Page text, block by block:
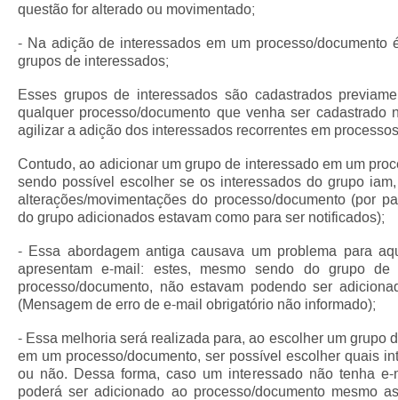
questão for alterado ou movimentado;
- Na adição de interessados em um processo/documento
grupos de interessados;
Esses grupos de interessados são cadastrados
qualquer processo/documento que venha ser cadastrado
agilizar a adição dos interessados recorrentes em
Contudo, ao adicionar um grupo de interessado em um
sendo possível escolher se os interessados do grupo
alterações/movimentações do processo/documento (por
do grupo adicionados estavam como para ser notificados);
- Essa abordagem antiga causava um problema para
apresentam e-mail: estes, mesmo sendo do grupo de
processo/documento, não estavam podendo ser
(Mensagem de erro de e-mail obrigatório não informado);
- Essa melhoria será realizada para, ao escolher um grupo
em um processo/documento, ser possível escolher quais
ou não. Dessa forma, caso um interessado não tenha e-
poderá ser adicionado ao processo/documento mesmo